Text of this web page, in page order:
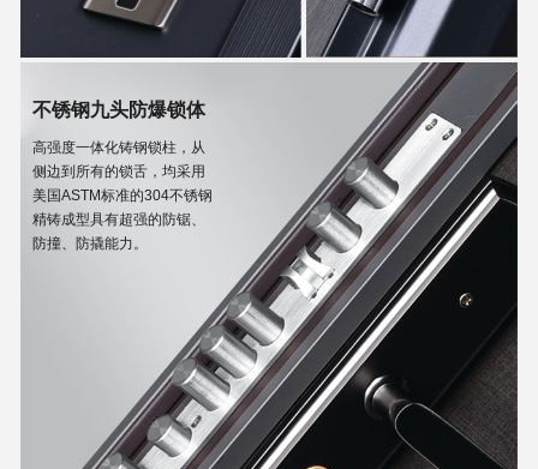
不锈钢九头防爆锁体
高强度一体化铸钢锁柱，从
侧边到所有的锁舌，均采用
美国ASTM标准的304不锈钢
精铸成型具有超强的防锯、
防撞、防撬能力。